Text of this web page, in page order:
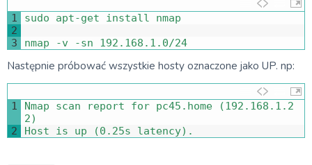
1
2
3
sudo apt-get install nmap
nmap
-v -sn 192.168.1.0/24
Następnie próbować wszystkie hosty oznaczone jako UP. np:
1
2
Nmap scan report for pc45 . home (192.168.1.2
2)
Host is up (0.25s latency) .